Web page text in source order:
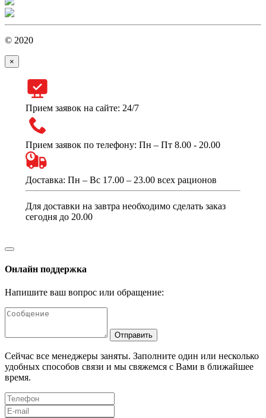
© 2020
×
Прием заявок на сайте: 24/7
Прием заявок по телефону: Пн – Пт 8.00 - 20.00
Доставка: Пн – Вс 17.00 – 23.00 всех рационов
Для доставки на завтра необходимо сделать заказ
сегодня до 20.00
Онлайн поддержка
Напишите ваш вопрос или обращение:
Отправить
Сейчас все менеджеры заняты. Заполните один или несколько
удобных способов связи и мы свяжемся с Вами в ближайшее
время.